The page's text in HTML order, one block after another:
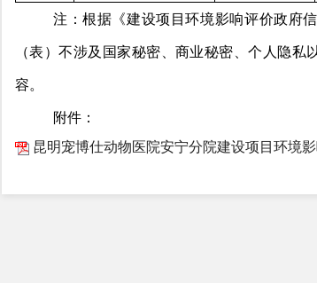
注：根据《建设项目环境影响评价政府
（表）不涉及国家秘密、商业秘密、个人隐
容。
附件：
昆明宠博仕动物医院安宁分院建设项目环境